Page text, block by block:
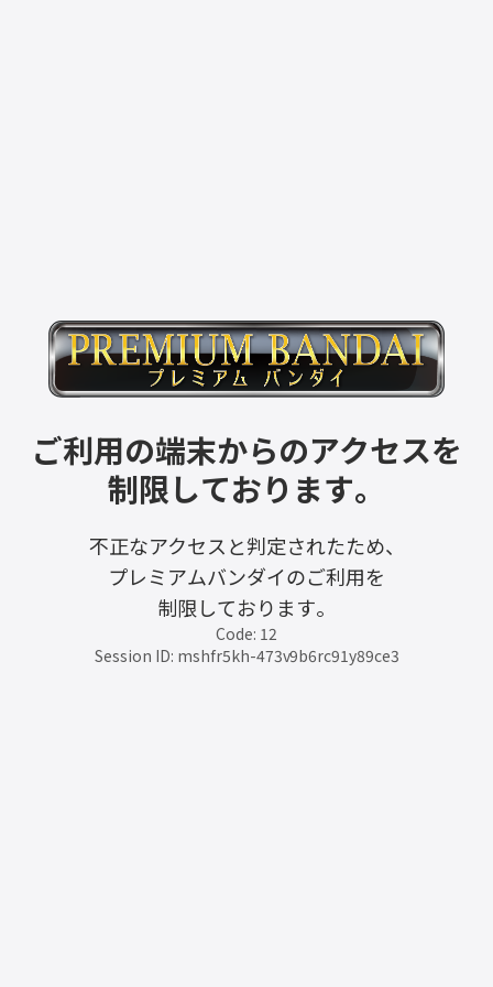
ご利用の端末からのアクセスを
制限しております。
不正なアクセスと判定されたため、
プレミアムバンダイのご利用を
制限しております。
Code: 12
Session ID: mshfr5kh-473v9b6rc91y89ce3